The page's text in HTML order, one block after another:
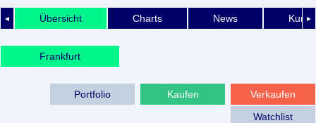
◄ ►
Übersicht Charts News
Frankfurt
Verkaufen
Kaufen
Portfolio
Watchlist